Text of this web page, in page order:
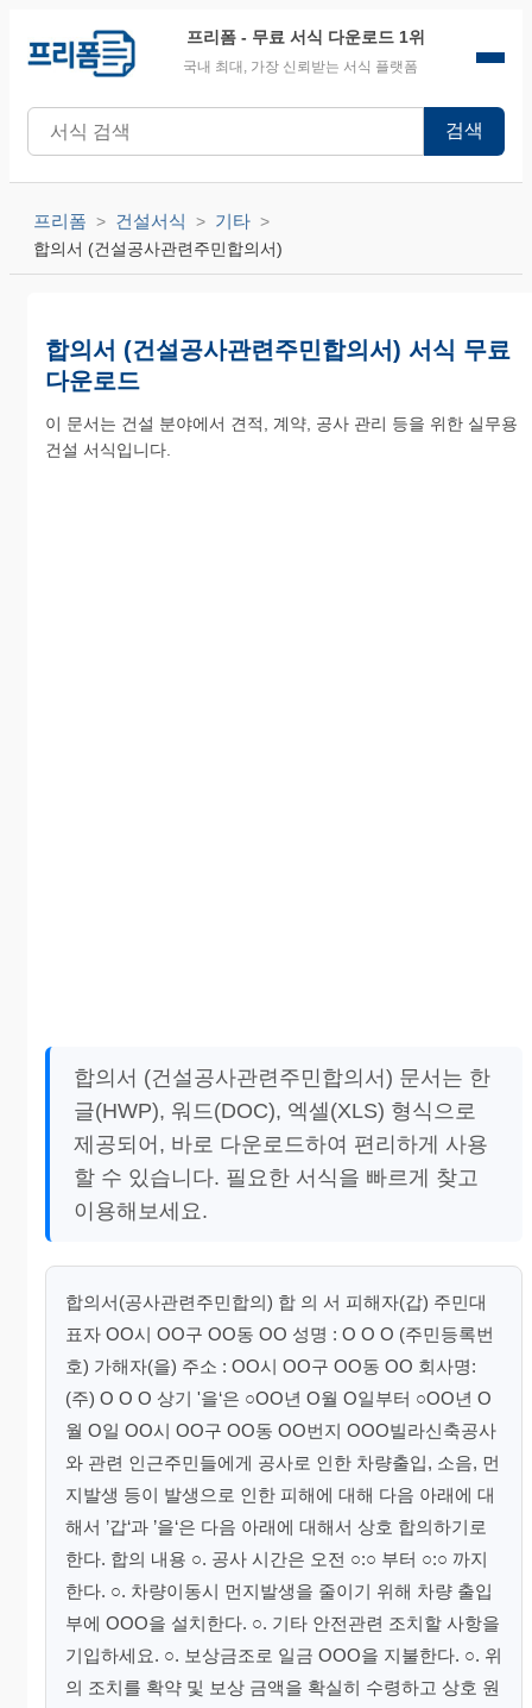
프리폼 - 무료 서식 다운로드 1위
국내 최대, 가장 신뢰받는 서식 플랫폼
검색
프리폼 건설서식 기타
합의서 (건설공사관련주민합의서)
합의서 (건설공사관련주민합의서) 서식 무료
다운로드
이 문서는 건설 분야에서 견적, 계약, 공사 관리 등을 위한 실무용
건설 서식입니다.
합의서 (건설공사관련주민합의서) 문서는 한
글(HWP), 워드(DOC), 엑셀(XLS) 형식으로
제공되어, 바로 다운로드하여 편리하게 사용
할 수 있습니다. 필요한 서식을 빠르게 찾고
이용해보세요.
합의서(공사관련주민합의) 합 의 서 피해자(갑) 주민대
표자 OO시 OO구 OO동 OO 성명 : O O O (주민등록번
호) 가해자(을) 주소 : OO시 OO구 OO동 OO 회사명:
(주) O O O 상기 '을‘은 ○OO년 O월 O일부터 ○OO년 O
월 O일 OO시 OO구 OO동 OO번지 OOO빌라신축공사
와 관련 인근주민들에게 공사로 인한 차량출입, 소음, 먼
지발생 등이 발생으로 인한 피해에 대해 다음 아래에 대
해서 ’갑‘과 ’을‘은 다음 아래에 대해서 상호 합의하기로
한다. 합의 내용 ○. 공사 시간은 오전 ○:○ 부터 ○:○ 까지
한다. ○. 차량이동시 먼지발생을 줄이기 위해 차량 출입
부에 OOO을 설치한다. ○. 기타 안전관련 조치할 사항을
기입하세요. ○. 보상금조로 일금 OOO을 지불한다. ○. 위
의 조치를 확약 및 보상 금액을 확실히 수령하고 상호 원